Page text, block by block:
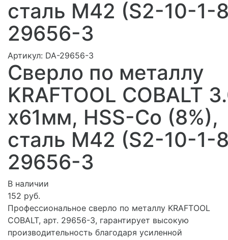
сталь М42 (S2-10-1-
29656-3
Артикул: DA-29656-3
Сверло по металлу
KRAFTOOL COBALT
х61мм, HSS-Co (8%),
сталь М42 (S2-10-1-
29656-3
В наличии
152 руб.
Профессиональное сверло по металлу KRAFTOOL
COBALT, арт. 29656-3, гарантирует высокую
производительность благодаря усиленной